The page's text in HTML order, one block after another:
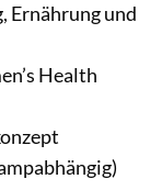
Ernährung und
Health